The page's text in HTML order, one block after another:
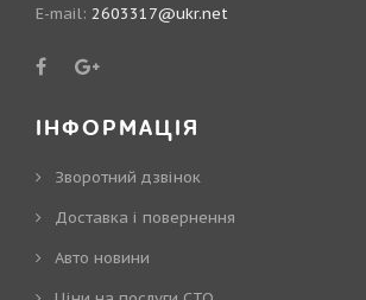
E-mail: 2603317@ukr.net
ІНФОРМАЦІЯ
Зворотний дзвінок
Доставка і повернення
Авто новини